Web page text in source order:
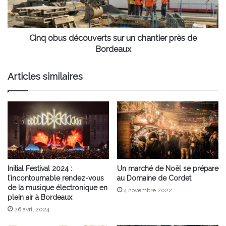
près
de
Bordeaux
Cinq obus découverts sur un chantier près de
Bordeaux
Articles similaires
Initial Festival 2024 :
l’incontournable rendez-vous
de la musique électronique en
plein air à Bordeaux
26 avril 2024
Un marché de Noël se prépare
au Domaine de Cordet
4 novembre 2022